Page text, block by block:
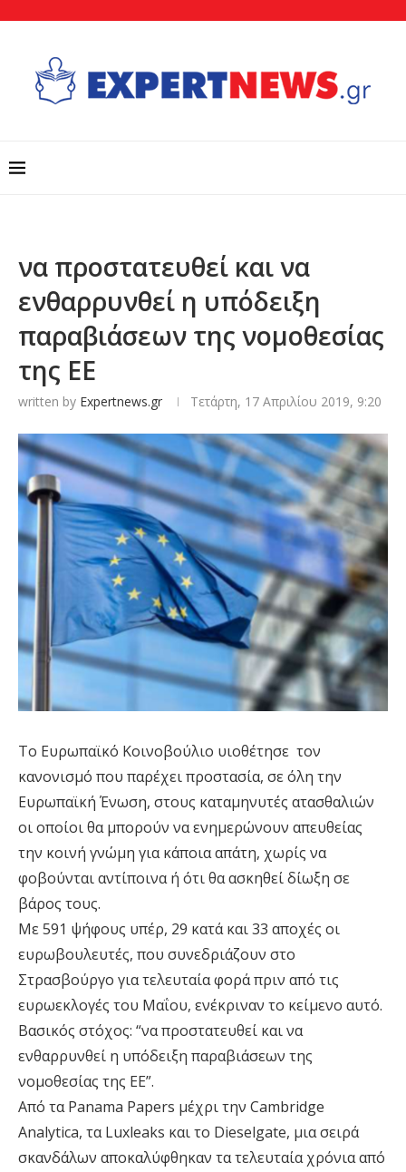
να προστατευθεί και να
ενθαρρυνθεί η υπόδειξη
παραβιάσεων της νομοθεσίας
της ΕΕ
written by Expertnews.gr Τετάρτη, 17 Απριλίου 2019, 9:20
Το Ευρωπαϊκό Κοινοβούλιο υιοθέτησε τον
κανονισμό που παρέχει προστασία, σε όλη την
Ευρωπαϊκή Ένωση, στους καταμηνυτές ατασθαλιών
οι οποίοι θα μπορούν να ενημερώνουν απευθείας
την κοινή γνώμη για κάποια απάτη, χωρίς να
φοβούνται αντίποινα ή ότι θα ασκηθεί δίωξη σε
βάρος τους.
Με 591 ψήφους υπέρ, 29 κατά και 33 αποχές οι
ευρωβουλευτές, που συνεδριάζουν στο
Στρασβούργο για τελευταία φορά πριν από τις
ευρωεκλογές του Μαΐου, ενέκριναν το κείμενο αυτό.
Βασικός στόχος: “να προστατευθεί και να
ενθαρρυνθεί η υπόδειξη παραβιάσεων της
νομοθεσίας της ΕΕ”.
Από τα Panama Papers μέχρι την Cambridge
Analytica, τα Luxleaks και το Dieselgate, μια σειρά
σκανδάλων αποκαλύφθηκαν τα τελευταία χρόνια από